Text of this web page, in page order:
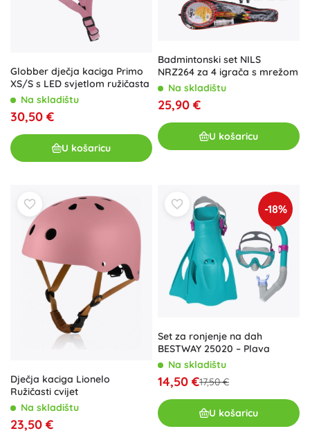
Globber dječja kaciga Primo
XS/S s LED svjetlom ružičasta
Na skladištu
30,50 €
U košaricu
Badmintonski set NILS
NRZ264 za 4 igrača s mrežom
Na skladištu
25,90 €
U košaricu
Dječja kaciga Lionelo
Ružičasti cvijet
Na skladištu
23,50 €
-18%
Set za ronjenje na dah
BESTWAY 25020 – Plava
Na skladištu
14,50 €17,50 €
U košaricu